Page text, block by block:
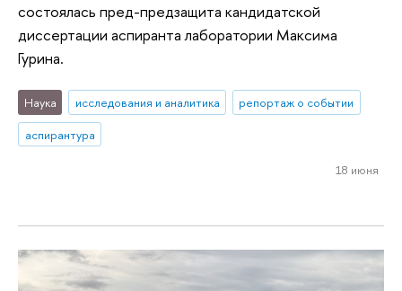
состоялась пред-предзащита кандидатской
диссертации аспиранта лаборатории Максима
Гурина.
Наука исследования и аналитика
репортаж о событии
аспирантура
18 июня